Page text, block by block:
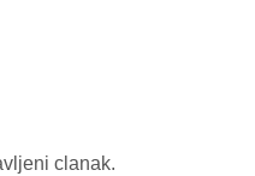
clanak.